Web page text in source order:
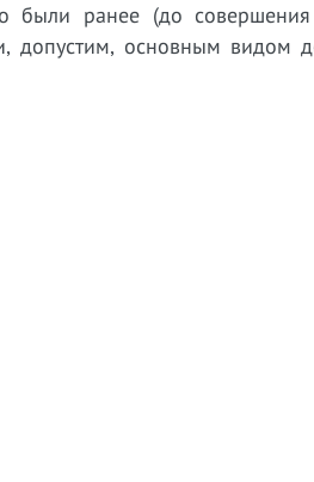
были ранее (до совершения
допустим, основным видом